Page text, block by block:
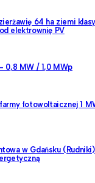
64 ha ziemi
elektrownię PV
0,8 MW / 1,0 MWp
fotowoltaicznej 1
w Gdańsku